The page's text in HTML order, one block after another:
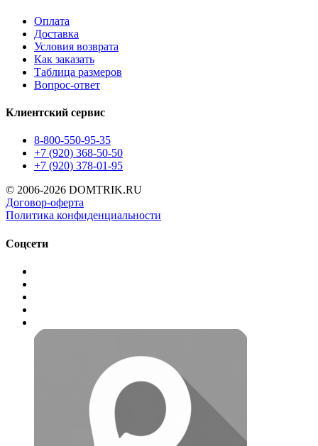
Оплата
Доставка
Условия возврата
Как заказать
Таблица размеров
Вопрос-ответ
Клиентский сервис
8-800-550-95-35
+7 (920) 368-50-50
+7 (920) 378-01-95
© 2006-2026 DOMTRIK.RU
Договор-оферта
Политика конфиденциальности
Соцсети